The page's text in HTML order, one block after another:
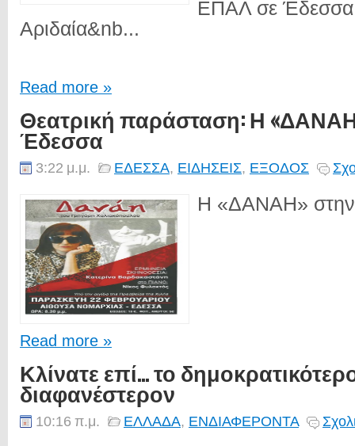
ΕΠΑΛ σε Έδεσσα,
Αριδαία&nb...
Read more »
Θεατρική παράσταση: Η
Έδεσσα
3:22 μ.μ. ΕΔΕΣΣΑ, ΕΙΔΗΣΕΙΣ, ΕΞΟΔΟΣ
Η «ΔΑΝΑΗ»
Read more »
Κλίνατε επί... το
διαφανέστερον
10:16 π.μ. ΕΛΛΑΔΑ, ΕΝΔΙΑΦΕΡΟΝΤΑ